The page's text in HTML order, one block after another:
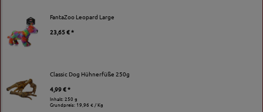
FantaZoo Leopard Large
23,65 € *
Classic Dog Hühnerfüße 250g
4,99 € *
Inhalt: 250 g
Grundpreis: 19,96 € / Kg